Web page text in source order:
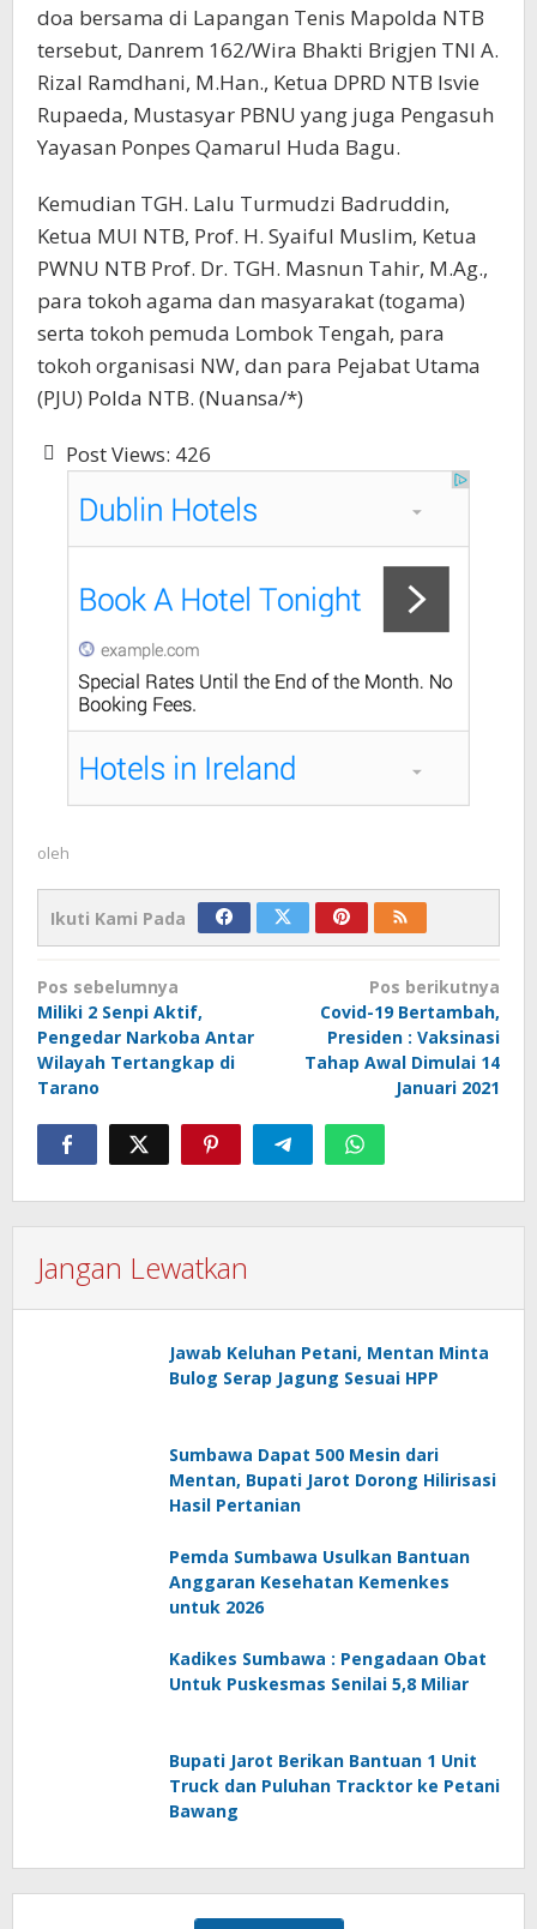
doa bersama di Lapangan Tenis Mapolda NTB
tersebut, Danrem 162/Wira Bhakti Brigjen TNI A.
Rizal Ramdhani, M.Han., Ketua DPRD NTB Isvie
Rupaeda, Mustasyar PBNU yang juga Pengasuh
Yayasan Ponpes Qamarul Huda Bagu.
Kemudian TGH. Lalu Turmudzi Badruddin,
Ketua MUI NTB, Prof. H. Syaiful Muslim, Ketua
PWNU NTB Prof. Dr. TGH. Masnun Tahir, M.Ag.,
para tokoh agama dan masyarakat (togama)
serta tokoh pemuda Lombok Tengah, para
tokoh organisasi NW, dan para Pejabat Utama
(PJU) Polda NTB. (Nuansa/*)
Post Views: 426
oleh
Ikuti Kami Pada
Navigasi
pos
Pos sebelumnya
Miliki 2 Senpi Aktif,
Pengedar Narkoba Antar
Wilayah Tertangkap di
Tarano
Pos berikutnya
Covid-19 Bertambah,
Presiden : Vaksinasi
Tahap Awal Dimulai 14
Januari 2021
Jangan Lewatkan
Jawab Keluhan Petani, Mentan Minta
Bulog Serap Jagung Sesuai HPP
Sumbawa Dapat 500 Mesin dari
Mentan, Bupati Jarot Dorong Hilirisasi
Hasil Pertanian
Pemda Sumbawa Usulkan Bantuan
Anggaran Kesehatan Kemenkes
untuk 2026
Kadikes Sumbawa : Pengadaan Obat
Untuk Puskesmas Senilai 5,8 Miliar
Bupati Jarot Berikan Bantuan 1 Unit
Truck dan Puluhan Tracktor ke Petani
Bawang